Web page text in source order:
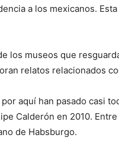
a los mexicanos.
los museos que
relatos relacionados
por aquí han pasado casi
Calderón en 2010.
de Habsburgo.